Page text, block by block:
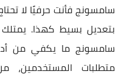
سامسونج فأنت حرفيًا لا
بتعديل بسيط كهذا.
سامسونج ما يكفي من
متطلبات المستخدمين،